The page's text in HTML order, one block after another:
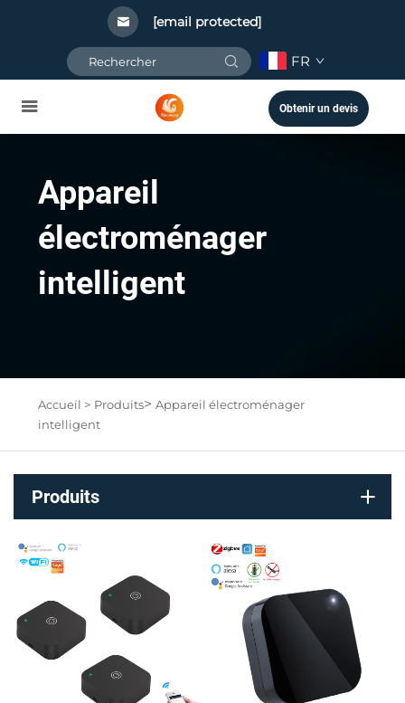
[email protected]
FR
Obtenir un devis
Appareil
électroménager
intelligent
Accueil > Produits> Appareil électroménager
intelligent
Produits